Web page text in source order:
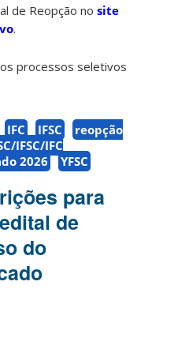
de Reopção nosite
.
processos seletivos
IFC IFSC
reopção
IFSC/IFC
2026 YFSC
para
de
do